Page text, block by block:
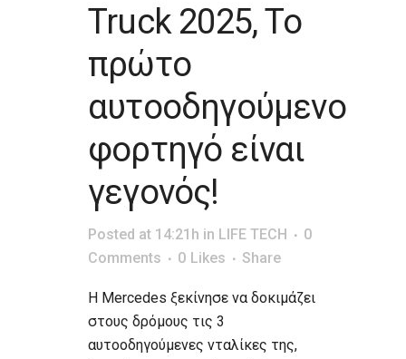
Truck 2025, Το
πρώτο
αυτοοδηγούμενο
φορτηγό είναι
γεγονός!
Posted at 14:21h in LIFE TECH
0
Comments
0 Likes Share
Η Mercedes ξεκίνησε να δοκιμάζει
στους δρόμους τις 3
αυτοοδηγούμενες νταλίκες της,